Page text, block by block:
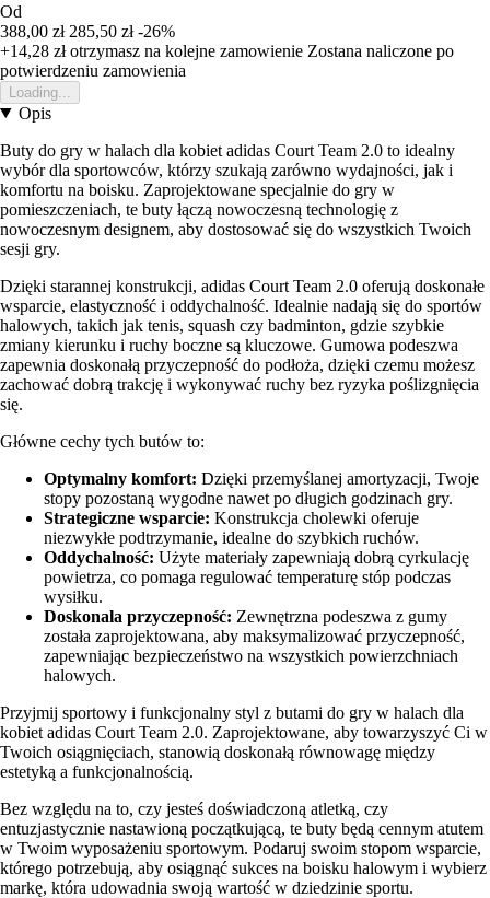
Od
388,00 zł 285,50 zł -26%
+14,28 złotrzymasz na kolejne zamowienie Zostana naliczone po
potwierdzeniu zamowienia
Loading...
Opis
Buty do gry w halach dla kobiet adidas Court Team 2.0 to idealny
wybór dla sportowców, którzy szukają zarówno wydajności, jak i
komfortu na boisku. Zaprojektowane specjalnie do gry w
pomieszczeniach, te buty łączą nowoczesną technologię z
nowoczesnym designem, aby dostosować się do wszystkich Twoich
sesji gry.
Dzięki starannej konstrukcji, adidas Court Team 2.0 oferują doskonałe
wsparcie, elastyczność i oddychalność. Idealnie nadają się do sportów
halowych, takich jak tenis, squash czy badminton, gdzie szybkie
zmiany kierunku i ruchy boczne są kluczowe. Gumowa podeszwa
zapewnia doskonałą przyczepność do podłoża, dzięki czemu możesz
zachować dobrą trakcję i wykonywać ruchy bez ryzyka poślizgnięcia
się.
Główne cechy tych butów to:
Optymalny komfort: Dzięki przemyślanej amortyzacji, Twoje
stopy pozostaną wygodne nawet po długich godzinach gry.
Strategiczne wsparcie: Konstrukcja cholewki oferuje
niezwykłe podtrzymanie, idealne do szybkich ruchów.
Oddychalność: Użyte materiały zapewniają dobrą cyrkulację
powietrza, co pomaga regulować temperaturę stóp podczas
wysiłku.
Doskonala przyczepność: Zewnętrzna podeszwa z gumy
została zaprojektowana, aby maksymalizować przyczepność,
zapewniając bezpieczeństwo na wszystkich powierzchniach
halowych.
Przyjmij sportowy i funkcjonalny styl z butami do gry w halach dla
kobiet adidas Court Team 2.0. Zaprojektowane, aby towarzyszyć Ci w
Twoich osiągnięciach, stanowią doskonałą równowagę między
estetyką a funkcjonalnością.
Bez względu na to, czy jesteś doświadczoną atletką, czy
entuzjastycznie nastawioną początkującą, te buty będą cennym atutem
w Twoim wyposażeniu sportowym. Podaruj swoim stopom wsparcie,
którego potrzebują, aby osiągnąć sukces na boisku halowym i wybierz
markę, która udowadnia swoją wartość w dziedzinie sportu.